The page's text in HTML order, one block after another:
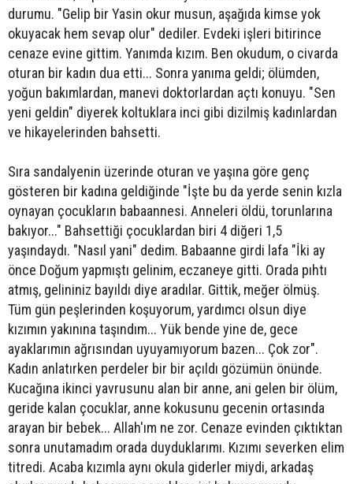
durumu. "Gelip bir Yasin okur musun, aşağıda kimse yok
okuyacak hem sevap olur" dediler. Evdeki işleri bitirince
cenaze evine gittim. Yanımda kızım. Ben okudum, o civarda
oturan bir kadın dua etti... Sonra yanıma geldi; ölümden,
yoğun bakımlardan, manevi doktorlardan açtı konuyu. "Sen
yeni geldin" diyerek koltuklara inci gibi dizilmiş kadınlardan
ve hikayelerinden bahsetti.
Sıra sandalyenin üzerinde oturan ve yaşına göre genç
gösteren bir kadına geldiğinde "İşte bu da yerde senin kızla
oynayan çocukların babaannesi. Anneleri öldü, torunlarına
bakıyor..." Bahsettiği çocuklardan biri 4 diğeri 1,5
yaşındaydı. "Nasıl yani" dedim. Babaanne girdi lafa "İki ay
önce Doğum yapmıştı gelinim, eczaneye gitti. Orada pıhtı
atmış, gelininiz bayıldı diye aradılar. Gittik, meğer ölmüş.
Tüm gün peşlerinden koşuyorum, yardımcı olsun diye
kızımın yakınına taşındım... Yük bende yine de, gece
ayaklarımın ağrısından uyuyamıyorum bazen... Çok zor".
Kadın anlatırken perdeler bir bir açıldı gözümün önünde.
Kucağına ikinci yavrusunu alan bir anne, ani gelen bir ölüm,
geride kalan çocuklar, anne kokusunu gecenin ortasında
arayan bir bebek... Allah'ım ne zor. Cenaze evinden çıktıktan
sonra unutamadım orada duyduklarımı. Kızımı severken elim
titredi. Acaba kızımla aynı okula giderler miydi, arkadaş